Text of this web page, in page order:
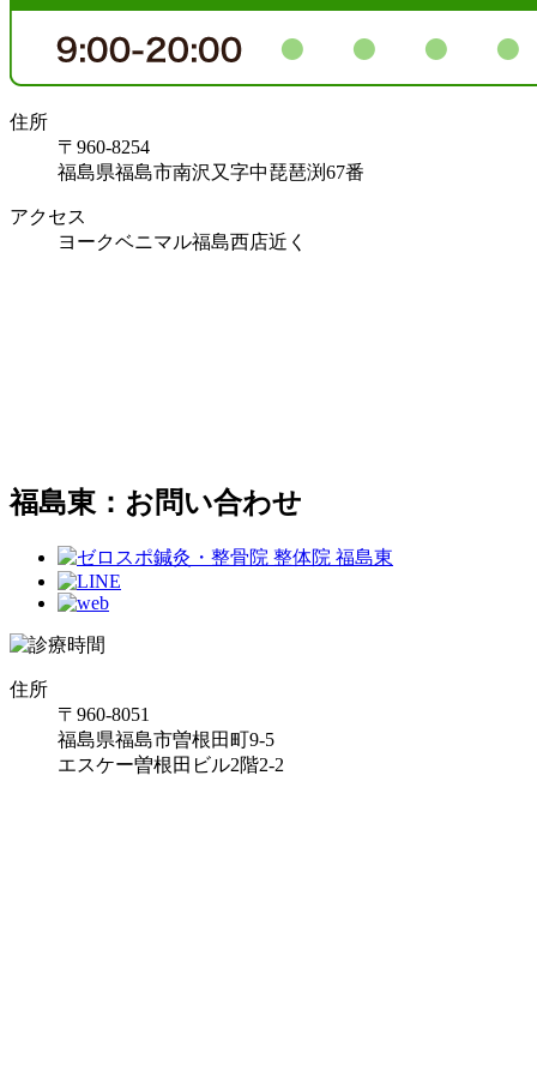
住所
〒960-8254
福島県福島市南沢又字中琵琶渕67番
アクセス
ヨークベニマル福島西店近く
福島東：お問い合わせ
住所
〒960-8051
福島県福島市曽根田町9-5
エスケー曽根田ビル2階2-2